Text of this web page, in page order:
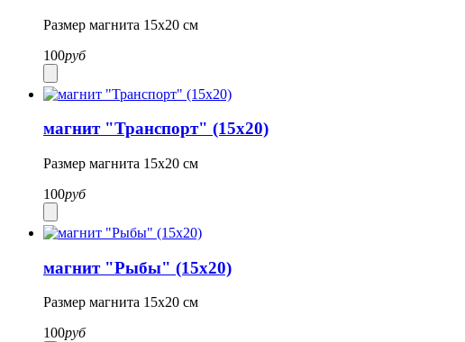
Размер магнита 15х20 см
100руб
магнит "Транспорт" (15х20)
Размер магнита 15х20 см
100руб
магнит "Рыбы" (15х20)
Размер магнита 15х20 см
100руб